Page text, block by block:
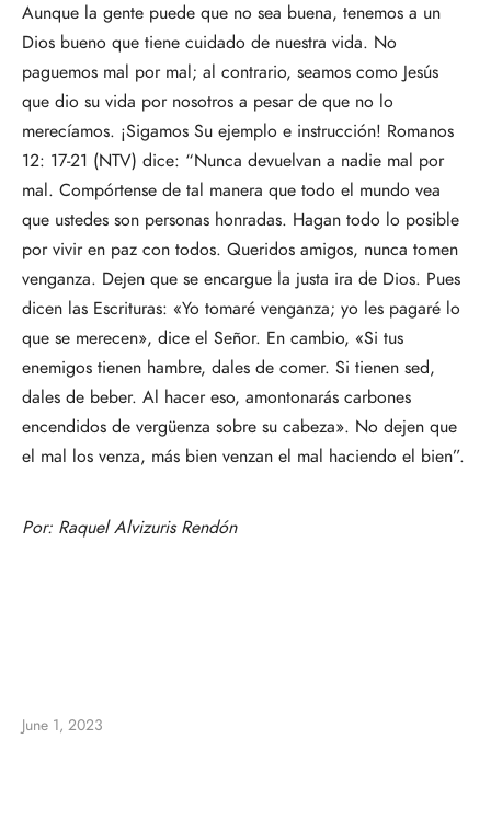
Aunque la gente puede que no sea buena, tenemos a un
Dios bueno que tiene cuidado de nuestra vida. No
paguemos mal por mal; al contrario, seamos como Jesús
que dio su vida por nosotros a pesar de que no lo
merecíamos. ¡Sigamos Su ejemplo e instrucción! Romanos
12: 17-21 (NTV) dice: “Nunca devuelvan a nadie mal por
mal. Compórtense de tal manera que todo el mundo vea
que ustedes son personas honradas. Hagan todo lo posible
por vivir en paz con todos. Queridos amigos, nunca tomen
venganza. Dejen que se encargue la justa ira de Dios. Pues
dicen las Escrituras: «Yo tomaré venganza; yo les pagaré lo
que se merecen», dice el Señor. En cambio, «Si tus
enemigos tienen hambre, dales de comer. Si tienen sed,
dales de beber. Al hacer eso, amontonarás carbones
encendidos de vergüenza sobre su cabeza». No dejen que
el mal los venza, más bien venzan el mal haciendo el bien”.
Por: Raquel Alvizuris Rendón
June 1, 2023